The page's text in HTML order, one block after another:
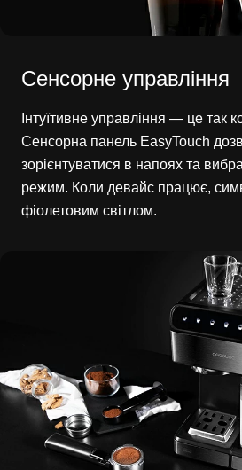
Сенсорне управління
Інтуїтивне управління — це так
Сенсорна панель EasyTouch
зорієнтуватися в напоях та
режим. Коли девайс працює,
фіолетовим світлом.